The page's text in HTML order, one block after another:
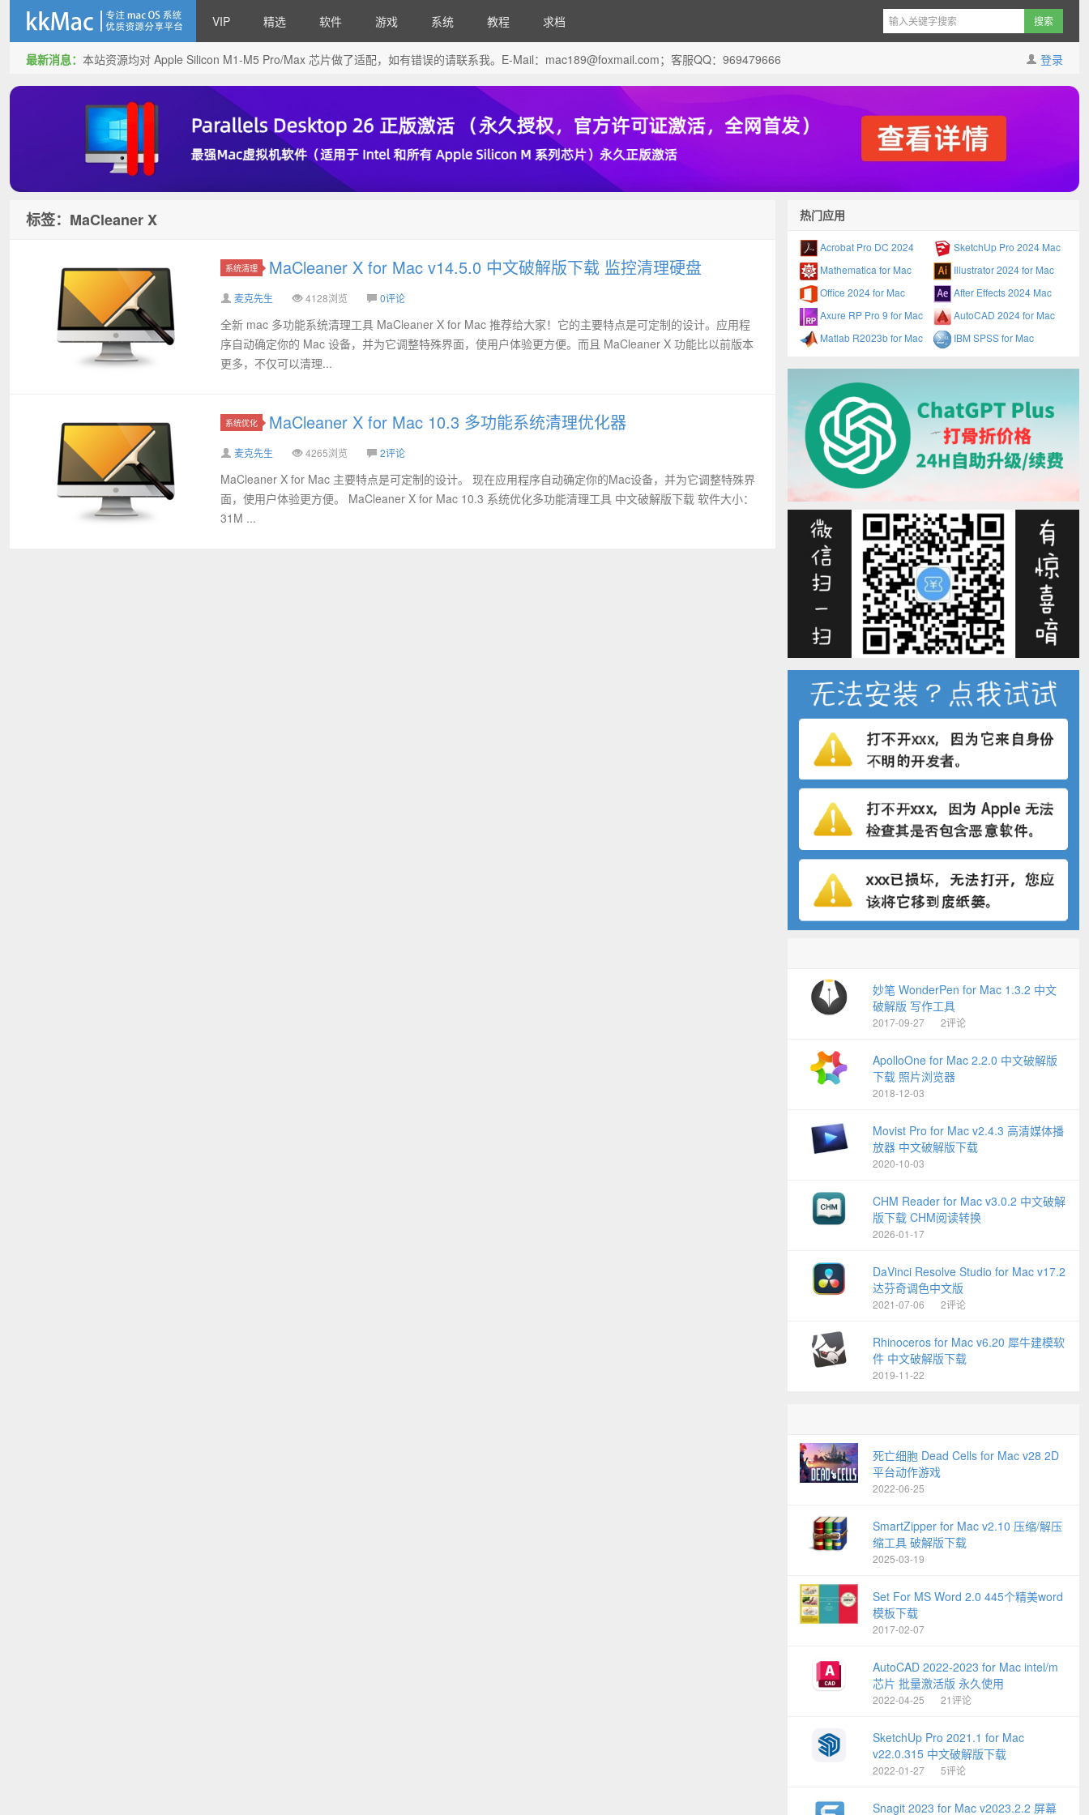
kkMac
VIP 精选 软件 游戏 系统 教程 求档
登录
最新消息： 本站资源均对 Apple Silicon M1-M5 Pro/Max 芯片做了适配，如有错误的请联系我。E-Mail： mac189@foxmail.com；客服QQ：969479666
标签：MaCleaner X
系统清理 MaCleaner X for Mac v14.5.0 中文破解版下载 监控清理硬盘
麦克先生 4128浏览 0评论
全新 mac 多功能系统清理工具 MaCleaner X for Mac 推荐给大家！它的主要特点是可定制的设计。应用程
序自动确定你的 Mac 设备，并为它调整特殊界面，使用户体验更方便。而且 MaCleaner X 功能比以前版本
更多，不仅可以清理...
系统优化 MaCleaner X for Mac 10.3 多功能系统清理优化器
麦克先生 4265浏览 2评论
MaCleaner X for Mac 主要特点是可定制的设计。 现在应用程序自动确定你的Mac设备，并为它调整特殊界
面，使用户体验更方便。 MaCleaner X for Mac 10.3 系统优化多功能清理工具 中文破解版下载 软件大小：
31M ...
热门应用
Acrobat Pro DC 2024
SketchUp Pro 2024 Mac
Mathematica for Mac
Illustrator 2024 for Mac
Office 2024 for Mac
After Effects 2024 Mac
Axure RP Pro 9 for Mac
AutoCAD 2024 for Mac
Matlab R2023b for Mac
IBM SPSS for Mac
妙笔 WonderPen for Mac 1.3.2 中文
破解版 写作工具
2017-09-27 2评论
ApolloOne for Mac 2.2.0 中文破解版
下载 照片浏览器
2018-12-03
Movist Pro for Mac v2.4.3 高清媒体播
放器 中文破解版下载
2020-10-03
CHM Reader for Mac v3.0.2 中文破解
版下载 CHM阅读转换
2026-01-17
DaVinci Resolve Studio for Mac v17.2
达芬奇调色中文版
2021-07-06 2评论
Rhinoceros for Mac v6.20 犀牛建模软
件 中文破解版下载
2019-11-22
死亡细胞 Dead Cells for Mac v28 2D
平台动作游戏
2022-06-25
SmartZipper for Mac v2.10 压缩/解压
缩工具 破解版下载
2025-03-19
Set For MS Word 2.0 445个精美word
模板下载
2017-02-07
AutoCAD 2022-2023 for Mac intel/m
芯片 批量激活版 永久使用
2022-04-25 21评论
SketchUp Pro 2021.1 for Mac
v22.0.315 中文破解版下载
2022-01-27 5评论
Snagit 2023 for Mac v2023.2.2 屏幕